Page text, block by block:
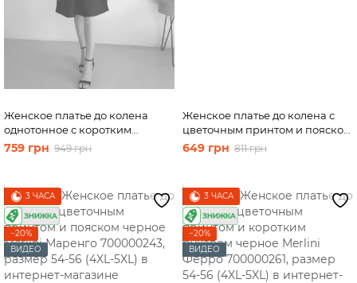
Женское платье до колена
однотонное с коротким
рукавом из льна черное Merlini
Сесто 700000161, размер 54-56
759 грн 949 грн
Женское платье до колена с
цветочным принтом и пояском
черное Merlini Маренго
700000241, размер 54-56 (4XL-
649 грн 811 грн
3 ЧАСА
−20%
ВИДЕО
3 ЧАСА
−20%
ВИДЕО